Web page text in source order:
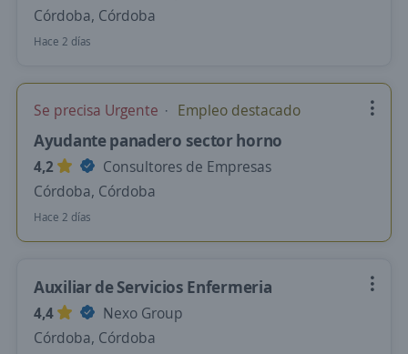
Córdoba, Córdoba
Hace 2 días
Se precisa Urgente Empleo destacado
Ayudante panadero sector horno
4,2
Consultores de Empresas
Córdoba, Córdoba
Hace 2 días
Auxiliar de Servicios Enfermeria
4,4
Nexo Group
Córdoba, Córdoba